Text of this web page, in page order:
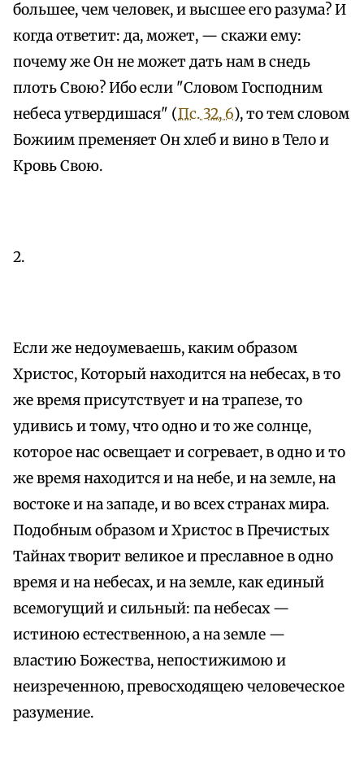
большее, чем человек, и высшее его разума? И
когда ответит: да, может, — скажи ему:
почему же Он не может дать нам в снедь
плоть Свою? Ибо если "Словом Господним
небеса утвердишася" (Пс. 32, 6), то тем словом
Божиим пременяет Он хлеб и вино в Тело и
Кровь Свою.
2.
Если же недоумеваешь, каким образом
Христос, Который находится на небесах, в то
же время присутствует и на трапезе, то
удивись и тому, что одно и то же солнце,
которое нас освещает и согревает, в одно и то
же время находится и на небе, и на земле, на
востоке и на западе, и во всех странах мира.
Подобным образом и Христос в Пречистых
Тайнах творит великое и преславное в одно
время и на небесах, и на земле, как единый
всемогущий и сильный: па небесах —
истиною естественною, а на земле —
властию Божества, непостижимою и
неизреченною, превосходящею человеческое
разумение.